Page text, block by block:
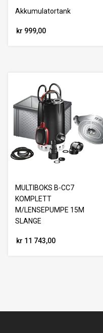
Akkumulatortank
kr 999,00
MULTIBOKS B-CC7
KOMPLETT
M/LENSEPUMPE 15M
SLANGE
kr 11 743,00